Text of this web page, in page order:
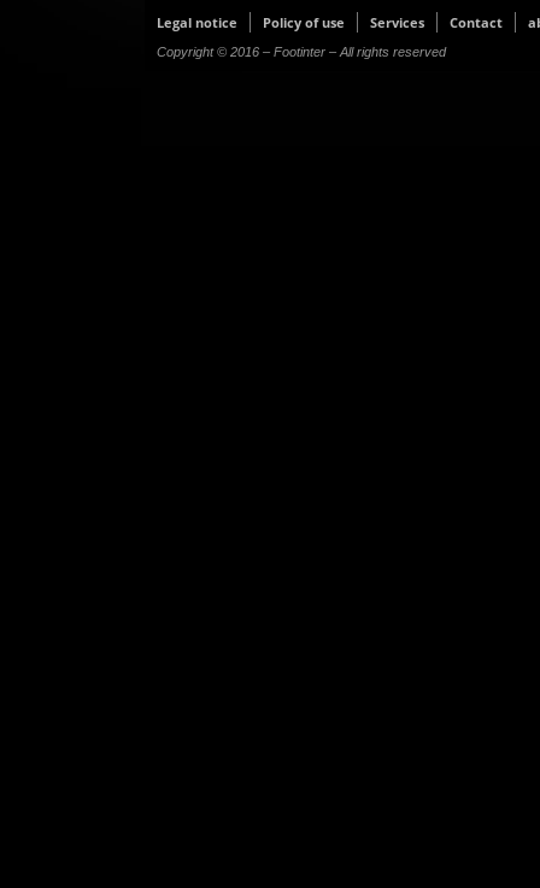
Legal notice Policy of use Services Contact
Copyright © 2016 – Footinter – All rights reserved